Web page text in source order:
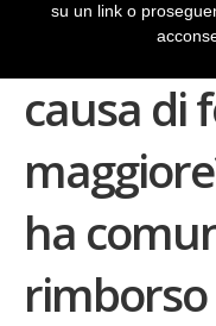
Il treno
causa di
ha
rimborso
su un link o